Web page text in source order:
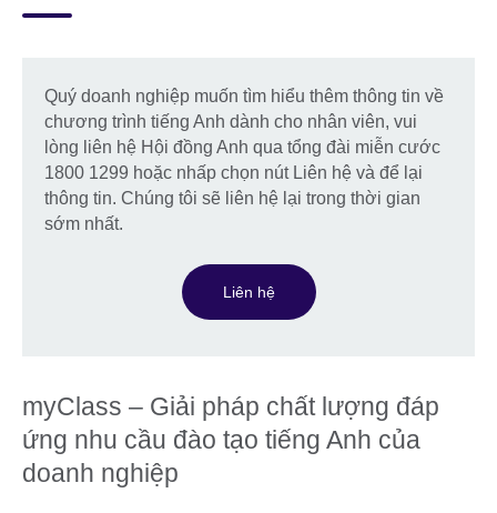
Quý doanh nghiệp muốn tìm hiểu thêm thông tin về
chương trình tiếng Anh dành cho nhân viên, vui
lòng liên hệ Hội đồng Anh qua tổng đài miễn cước
1800 1299 hoặc nhấp chọn nút Liên hệ và để lại
thông tin. Chúng tôi sẽ liên hệ lại trong thời gian
sớm nhất.
Liên hệ
myClass – Giải pháp chất lượng đáp
ứng nhu cầu đào tạo tiếng Anh của
doanh nghiệp